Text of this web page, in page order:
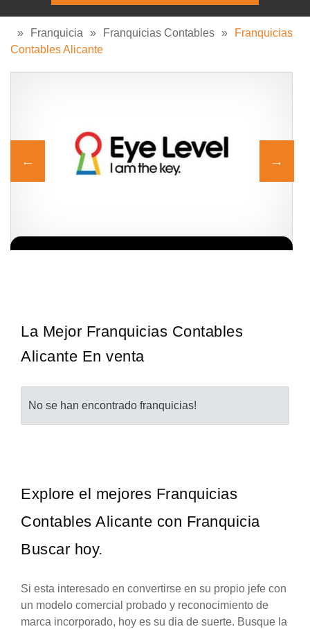
» Franquicia » Franquicias Contables »
Franquicias
Contables Alicante
La Mejor Franquicias Contables
Alicante En venta
No se han encontrado franquicias!
Explore el mejores Franquicias
Contables Alicante con Franquicia
Buscar hoy.
Si esta interesado en convertirse en su propio jefe con
un modelo comercial probado y reconocimiento de
marca incorporado, hoy es su dia de suerte. Busque la